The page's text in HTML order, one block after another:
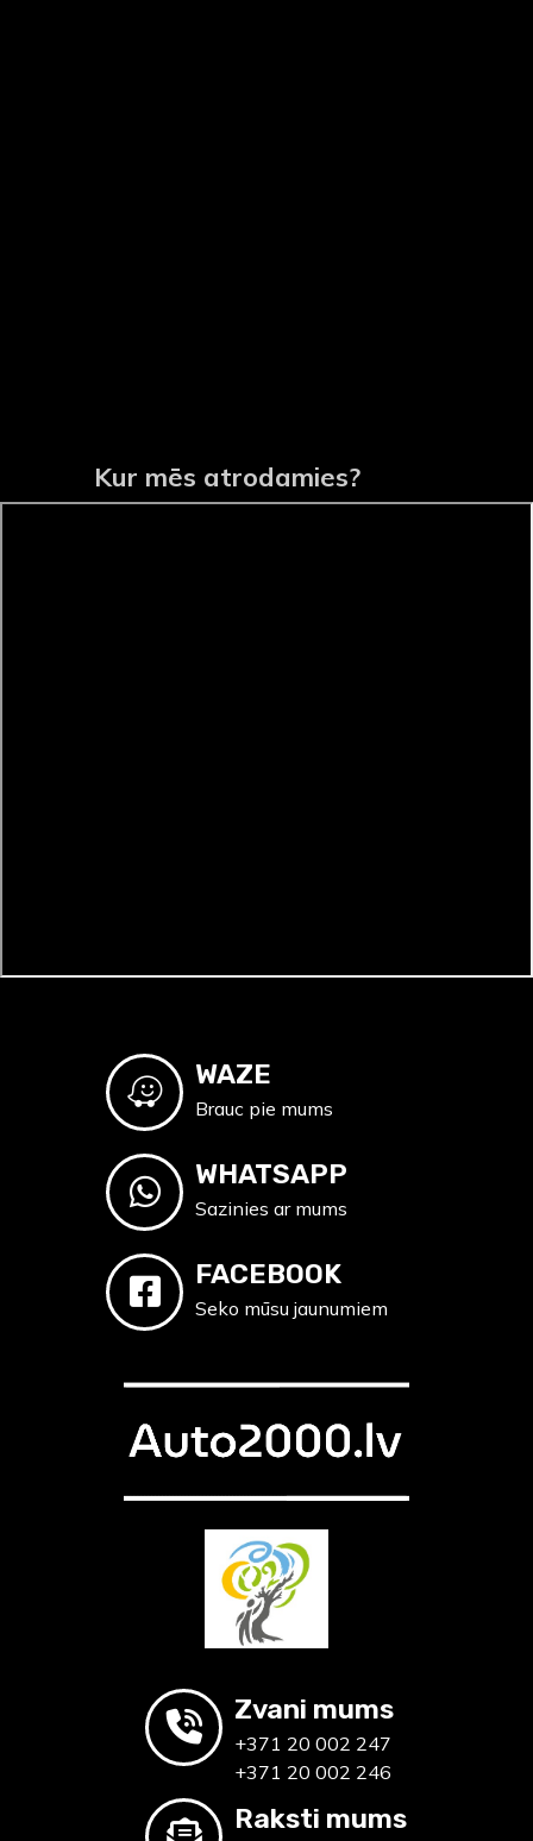
Kur mēs atrodamies?
WAZE
Brauc pie mums
WHATSAPP
Sazinies ar mums
FACEBOOK
Seko mūsu jaunumiem
Zvani mums
+371 20 002 247
+371 20 002 246
Raksti mums